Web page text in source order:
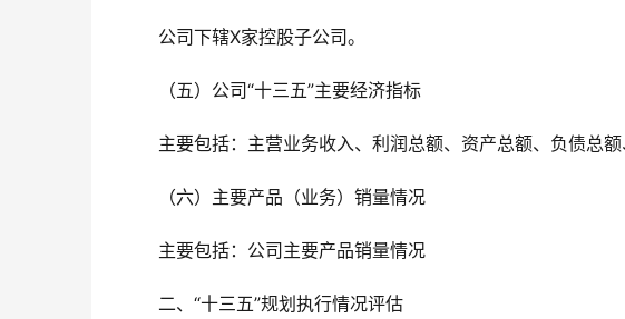
	公司下辖X家控股子公司。
	（五）公司“十三五”主要经济指标
	主要包括：主营业务收入、
利润总额、资产总额、负债总
	（六）主要产品（业务）销量情况
	主要包括：公司主要产品销量情况
	二、“十三五”规划执行情况评估